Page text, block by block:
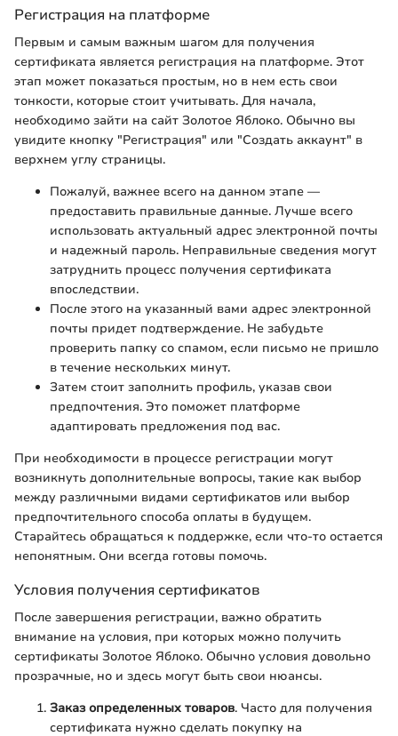
Регистрация на платформе
Первым и самым важным шагом для получения
сертификата является регистрация на платформе. Этот
этап может показаться простым, но в нем есть свои
тонкости, которые стоит учитывать. Для начала,
необходимо зайти на сайт Золотое Яблоко. Обычно вы
увидите кнопку "Регистрация" или "Создать аккаунт" в
верхнем углу страницы.
Пожалуй, важнее всего на данном этапе —
предоставить правильные данные. Лучше всего
использовать актуальный адрес электронной почты
и надежный пароль. Неправильные сведения могут
затруднить процесс получения сертификата
впоследствии.
После этого на указанный вами адрес электронной
почты придет подтверждение. Не забудьте
проверить папку со спамом, если письмо не пришло
в течение нескольких минут.
Затем стоит заполнить профиль, указав свои
предпочтения. Это поможет платформе
адаптировать предложения под вас.
При необходимости в процессе регистрации могут
возникнуть дополнительные вопросы, такие как выбор
между различными видами сертификатов или выбор
предпочтительного способа оплаты в будущем.
Старайтесь обращаться к поддержке, если что-то остается
непонятным. Они всегда готовы помочь.
Условия получения сертификатов
После завершения регистрации, важно обратить
внимание на условия, при которых можно получить
сертификаты Золотое Яблоко. Обычно условия довольно
прозрачные, но и здесь могут быть свои нюансы.
Заказ определенных товаров. Часто для получения
сертификата нужно сделать покупку на